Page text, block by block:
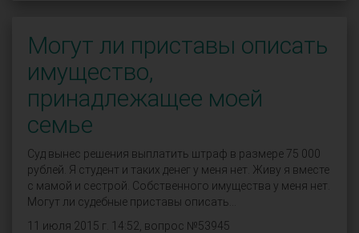
Могут ли приставы описать
имущество,
принадлежащее моей
семье
Суд вынес решения выплатить штраф в размере 75 000
рублей. Я студент и таких денег у меня нет. Живу я вместе
с мамой и сестрой. Собственного имущества у меня нет.
Могут ли судебные приставы описать...
11 июля 2015 г. 14:52, вопрос №53945